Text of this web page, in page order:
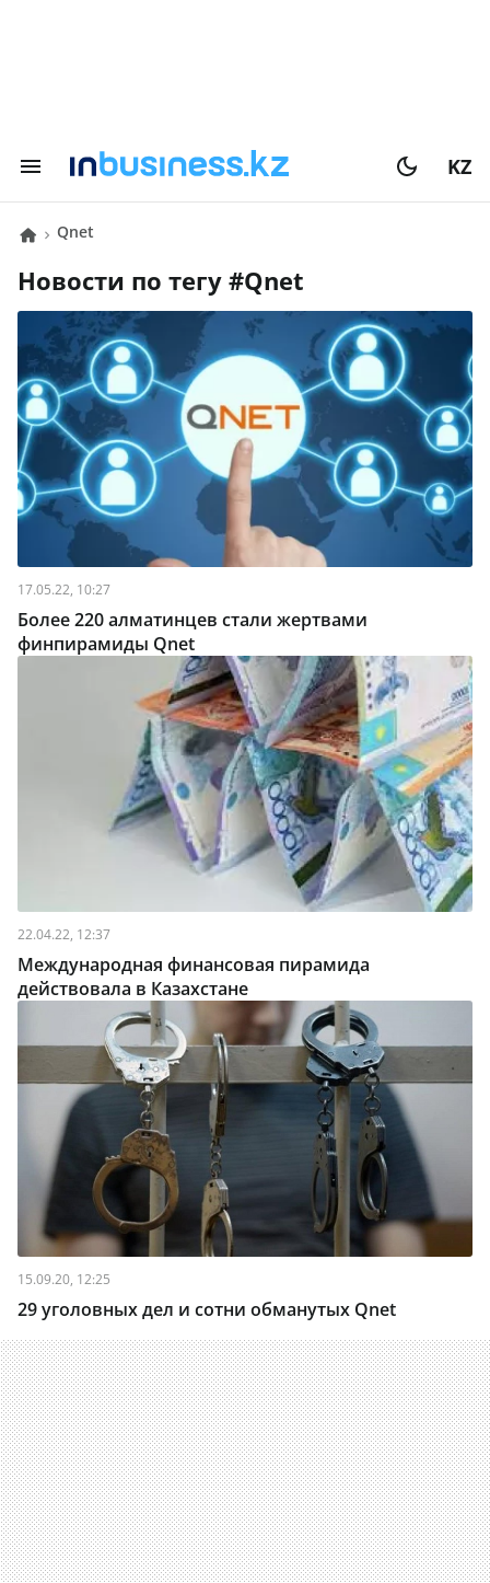
KZ
Qnet
Новости по тегу # Qnet
17.05.22, 10:27
Более 220 алматинцев стали жертвами
финпирамиды Qnet
22.04.22, 12:37
Международная финансовая пирамида
действовала в Казахстане
15.09.20, 12:25
29 уголовных дел и сотни обманутых Qnet